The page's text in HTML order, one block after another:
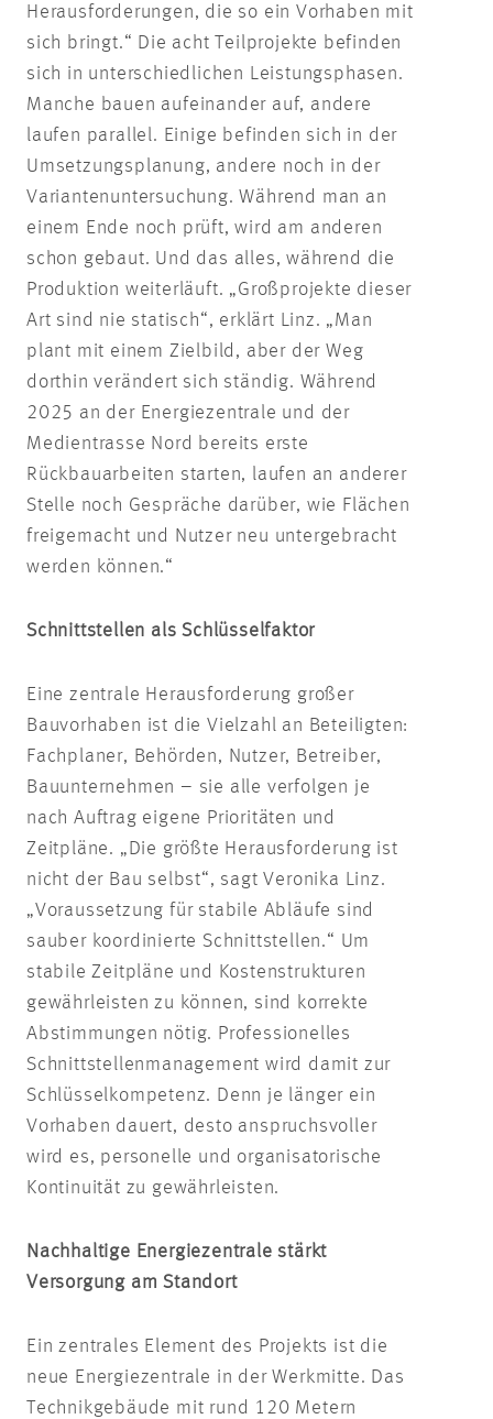
Herausforderungen, die so ein Vorhaben mit
sich bringt.“ Die acht Teilprojekte befinden
sich in unterschiedlichen Leistungsphasen.
Manche bauen aufeinander auf, andere
laufen parallel. Einige befinden sich in der
Umsetzungsplanung, andere noch in der
Variantenuntersuchung. Während man an
einem Ende noch prüft, wird am anderen
schon gebaut. Und das alles, während die
Produktion weiterläuft. „Großprojekte dieser
Art sind nie statisch“, erklärt Linz. „Man
plant mit einem Zielbild, aber der Weg
dorthin verändert sich ständig. Während
2025 an der Energiezentrale und der
Medientrasse Nord bereits erste
Rückbauarbeiten starten, laufen an anderer
Stelle noch Gespräche darüber, wie Flächen
freigemacht und Nutzer neu untergebracht
werden können.“
Schnittstellen als Schlüsselfaktor
Eine zentrale Herausforderung großer
Bauvorhaben ist die Vielzahl an Beteiligten:
Fachplaner, Behörden, Nutzer, Betreiber,
Bauunternehmen – sie alle verfolgen je
nach Auftrag eigene Prioritäten und
Zeitpläne. „Die größte Herausforderung ist
nicht der Bau selbst“, sagt Veronika Linz.
„Voraussetzung für stabile Abläufe sind
sauber koordinierte Schnittstellen.“ Um
stabile Zeitpläne und Kostenstrukturen
gewährleisten zu können, sind korrekte
Abstimmungen nötig. Professionelles
Schnittstellenmanagement wird damit zur
Schlüsselkompetenz. Denn je länger ein
Vorhaben dauert, desto anspruchsvoller
wird es, personelle und organisatorische
Kontinuität zu gewährleisten.
Nachhaltige Energiezentrale stärkt
Versorgung am Standort
Ein zentrales Element des Projekts ist die
neue Energiezentrale in der Werkmitte. Das
Technikgebäude mit rund 120 Metern